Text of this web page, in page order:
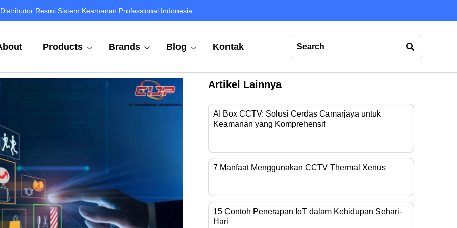
Distributor Resmi Sistem Keamanan Professional Indonesia
Products Brands Blog Kontak
Artikel Lainnya
AI Box CCTV: Solusi Cerdas Camarjaya untuk
Keamanan yang Komprehensif
7 Manfaat Menggunakan CCTV Thermal Xenus
15 Contoh Penerapan IoT dalam Kehidupan Sehari-
Hari